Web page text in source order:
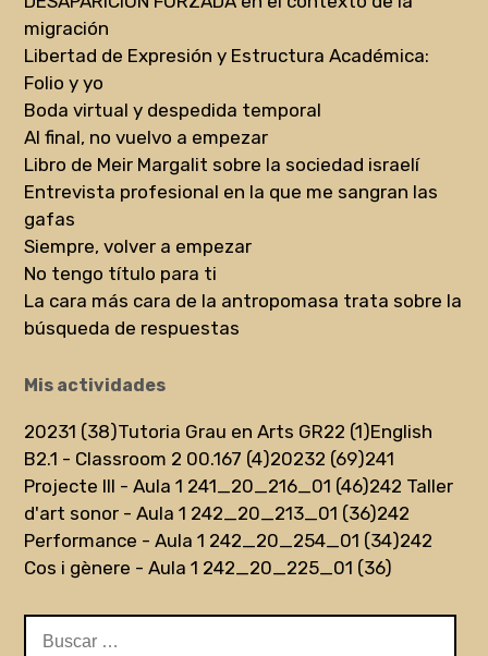
migración
Libertad de Expresión y Estructura Académica:
Folio y yo
Boda virtual y despedida temporal
Al final, no vuelvo a empezar
Libro de Meir Margalit sobre la sociedad israelí
Entrevista profesional en la que me sangran las
gafas
Siempre, volver a empezar
No tengo título para ti
La cara más cara de la antropomasa trata sobre la
búsqueda de respuestas
Mis actividades
20231 (38)Tutoria Grau en Arts GR22 (1)English
B2.1 - Classroom 2 00.167 (4)20232 (69)241
Projecte III - Aula 1 241_20_216_01 (46)242 Taller
d'art sonor - Aula 1 242_20_213_01 (36)242
Performance - Aula 1 242_20_254_01 (34)242
Cos i gènere - Aula 1 242_20_225_01 (36)